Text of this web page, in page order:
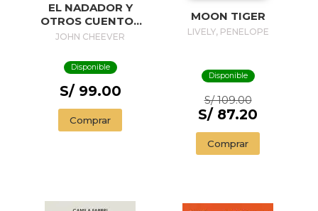
EL NADADOR Y
OTROS CUENTOS
(EDICIÓN
SWIMMER AND
OTHER STORIES (
ILLUSTRADED
JOHN CHEEVER
Disponible
S/ 99.00
Comprar
MOON TIGER
LIVELY, PENELOPE
Disponible
S/ 109.00
S/ 87.20
Comprar